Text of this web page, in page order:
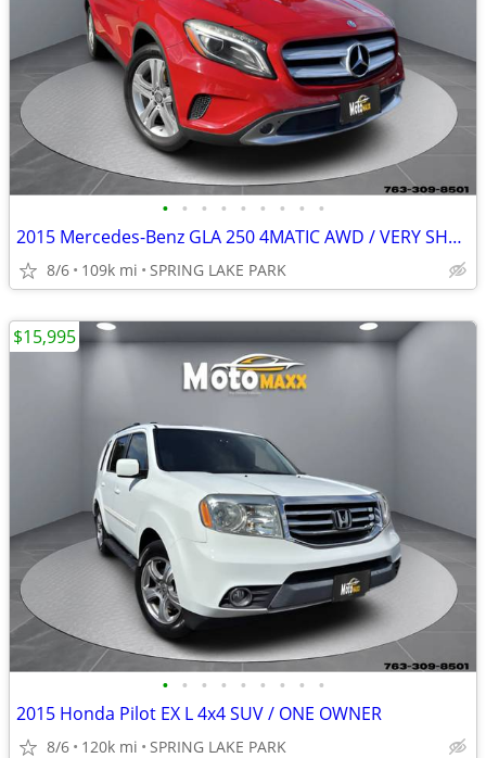
• • • • • • • • •
2015 Mercedes-Benz GLA 250 4MATIC AWD / VERY SHARP
8/6 109k mi SPRING LAKE PARK
• • • • • • • • •
2015 Honda Pilot EX L 4x4 SUV / ONE OWNER
8/6 120k mi SPRING LAKE PARK
$15,995